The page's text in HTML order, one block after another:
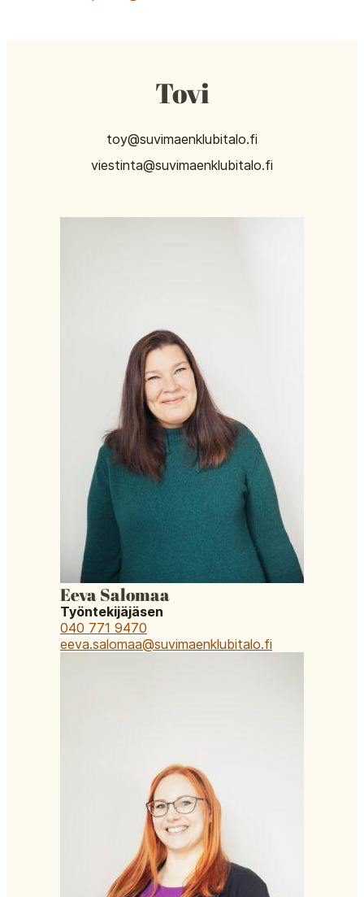
Tovi
toy@suvimaenklubitalo.fi
viestinta@suvimaenklubitalo.fi
Eeva Salomaa
Työntekijäjäsen
040 771 9470
eeva.salomaa@suvimaenklubitalo.fi